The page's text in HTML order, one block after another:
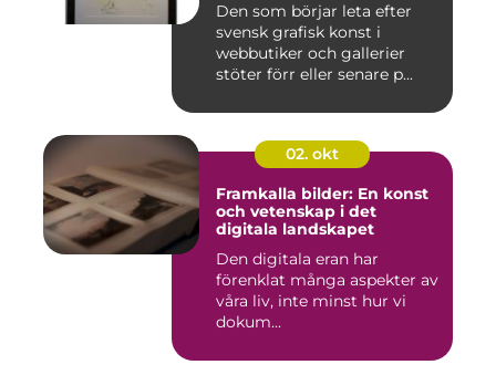
Den som börjar leta efter
svensk grafisk konst i
webbutiker och gallerier
stöter förr eller senare p...
02. okt
Framkalla bilder: En konst
och vetenskap i det
digitala landskapet
Den digitala eran har
förenklat många aspekter av
våra liv, inte minst hur vi
dokum...